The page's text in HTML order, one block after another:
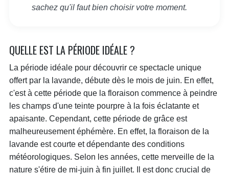
sachez qu'il faut bien choisir votre moment.
QUELLE EST LA PÉRIODE IDÉALE ?
La période idéale pour découvrir ce spectacle unique
offert par la lavande, débute dès le mois de juin. En effet,
c'est à cette période que la floraison commence à peindre
les champs d'une teinte pourpre à la fois éclatante et
apaisante. Cependant, cette période de grâce est
malheureusement éphémère. En effet, la floraison de la
lavande est courte et dépendante des conditions
météorologiques. Selon les années, cette merveille de la
nature s'étire de mi-juin à fin juillet. Il est donc crucial de